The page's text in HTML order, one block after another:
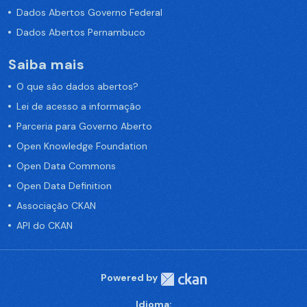
Dados Abertos Governo Federal
Dados Abertos Pernambuco
Saiba mais
O que são dados abertos?
Lei de acesso a informação
Parceria para Governo Aberto
Open Knowledge Foundation
Open Data Commons
Open Data Definition
Associação CKAN
API do CKAN
Powered by
Idioma